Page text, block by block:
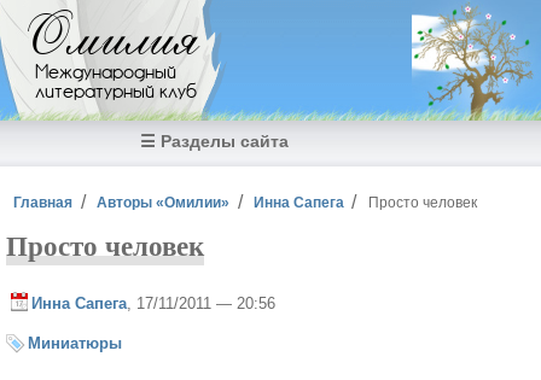
Перейти к основному содержанию
Омилия
Международный
литературный клуб
☰ Разделы сайта
Вы здесь
Главная Авторы «Омилии» Инна Сапега Просто человек
Просто человек
Инна Сапега , 17/11/2011 — 20:56
Миниатюры